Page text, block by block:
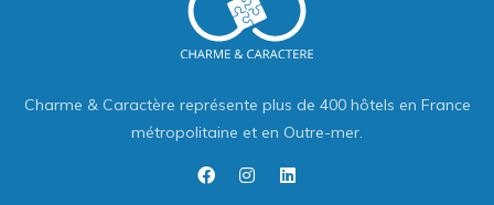
Charme & Caractère représente plus de 400 hôtels en France
métropolitaine et en Outre-mer.